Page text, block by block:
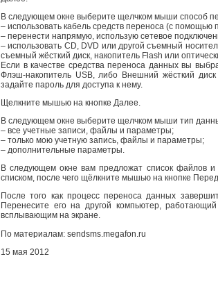
В следующем окне выберите щелчком мыши способ
– использовать кабель средств переноса (с
– перенести напрямую, использую сетевое
– использовать CD, DVD или другой съемный
съемный жёсткий диск, накопитель Flash или
Если в качестве средства переноса данных вы
Флэш-накопитель USB, либо Внешний жёсткий
задайте пароль для доступа к нему.
Щелкните мышью на кнопке Далее.
В следующем окне выберите щелчком мыши тип
– все учетные записи, файлы и параметры;
– только мою учетную запись, файлы и параметры;
– дополнительные параметры.
В следующем окне вам предложат список файлов и
списком, после чего щёлкните мышью на кнопке
После того как процесс переноса данных
Перенесите его на другой компьютер,
всплывающим на экране.
По материалам: sendsms.megafon.ru
15 мая 2012